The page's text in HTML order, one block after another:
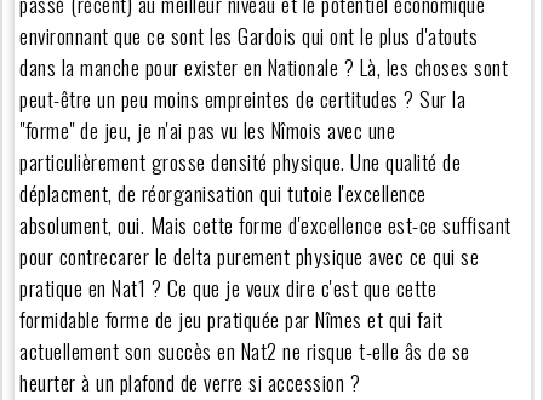
environnant que ce sont les Gardois qui ont le plus d'atouts
dans la manche pour exister en Nationale ? Là, les choses sont
peut-être un peu moins empreintes de certitudes ? Sur la
"forme" de jeu, je n'ai pas vu les Nîmois avec une
particulièrement grosse densité physique. Une qualité de
déplacment, de réorganisation qui tutoie l'excellence
absolument, oui. Mais cette forme d'excellence est-ce suffisant
pour contrecarer le delta purement physique avec ce qui se
pratique en Nat1 ? Ce que je veux dire c'est que cette
formidable forme de jeu pratiquée par Nîmes et qui fait
actuellement son succès en Nat2 ne risque t-elle âs de se
heurter à un plafond de verre si accession ?